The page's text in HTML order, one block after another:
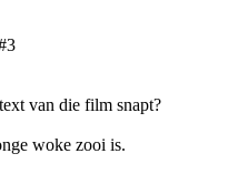
van die film snapt?
woke zooi is.